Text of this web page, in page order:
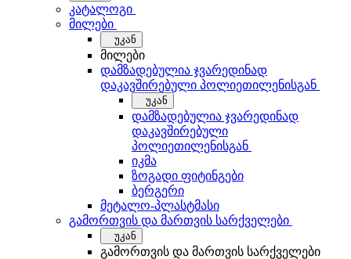
კატალოგი
მილები
უკან
მილები
დამზადებულია ჯვარედინად
დაკავშირებული პოლიეთილენისგან
უკან
დამზადებულია ჯვარედინად
დაკავშირებული
პოლიეთილენისგან
იკმა
ზოგადი ფიტინგები
ბერგერი
მეტალო-პლასტმასი
გამორთვის და მართვის სარქველები
უკან
გამორთვის და მართვის სარქველები